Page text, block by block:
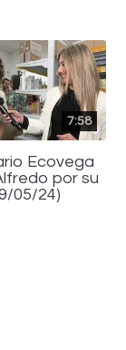
7:58
Ecovega
por su
05/24)